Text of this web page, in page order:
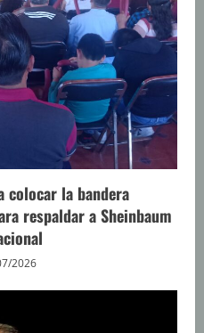
colocar la bandera
respaldar a Sheinbaum
2026